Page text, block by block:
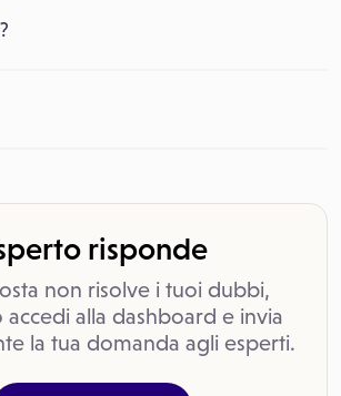
risponde
non risolve i tuoi dubbi,
accedi alla dashboard e invia
la tua domanda agli esperti.